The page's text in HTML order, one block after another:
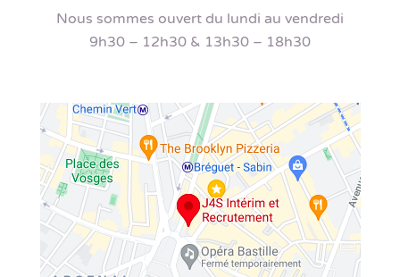
Nous sommes ouvert du lundi au vendredi
9h30 – 12h30 & 13h30 – 18h30